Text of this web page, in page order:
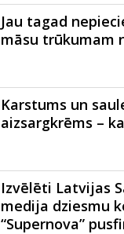
Jau tagad
māsu trūkumam
Karstums un
aizsargkrēms –
Izvēlēti Latvijas
medija dziesmu
“Supernova”